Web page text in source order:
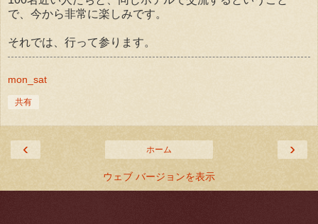
で、今から非常に楽しみです。
それでは、行って参ります。
mon_sat
共有
‹ ›
ホーム
ウェブ バージョンを表示